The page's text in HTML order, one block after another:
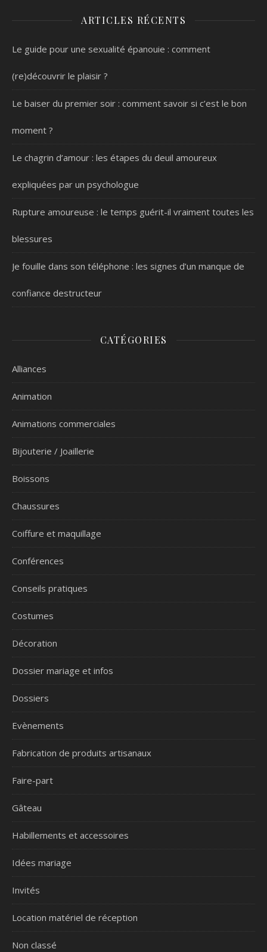
ARTICLES RÉCENTS
Le guide pour une sexualité épanouie : comment
(re)découvrir le plaisir ?
Le baiser du premier soir : comment savoir si c’est le bon
moment ?
Le chagrin d’amour : les étapes du deuil amoureux
expliquées par un psychologue
Rupture amoureuse : le temps guérit-il vraiment toutes les
blessures
Je fouille dans son téléphone : les signes d’un manque de
confiance destructeur
CATÉGORIES
Alliances
Animation
Animations commerciales
Bijouterie / Joaillerie
Boissons
Chaussures
Coiffure et maquillage
Conférences
Conseils pratiques
Costumes
Décoration
Dossier mariage et infos
Dossiers
Evènements
Fabrication de produits artisanaux
Faire-part
Gâteau
Habillements et accessoires
Idées mariage
Invités
Location matériel de réception
Non classé